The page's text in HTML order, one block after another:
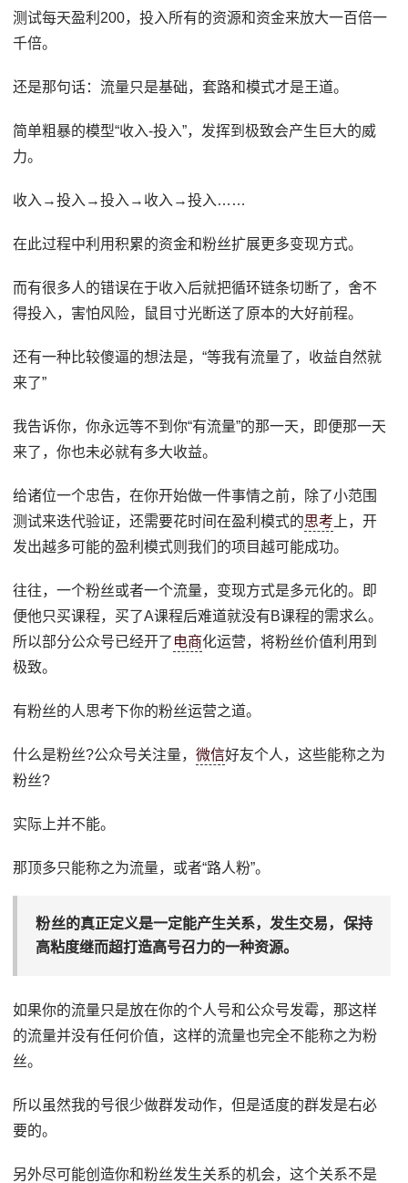
测试每天盈利200，投入所有的资源和资金来放大一百倍一
千倍。
还是那句话：流量只是基础，套路和模式才是王道。
简单粗暴的模型“收入-投入”，发挥到极致会产生巨大的威
力。
收入→投入→投入→收入→投入……
在此过程中利用积累的资金和粉丝扩展更多变现方式。
而有很多人的错误在于收入后就把循环链条切断了，舍不
得投入，害怕风险，鼠目寸光断送了原本的大好前程。
还有一种比较傻逼的想法是，“等我有流量了，收益自然就
来了”
我告诉你，你永远等不到你“有流量”的那一天，即便那一天
来了，你也未必就有多大收益。
给诸位一个忠告，在你开始做一件事情之前，除了小范围
测试来迭代验证，还需要花时间在盈利模式的思考 上，开
发出越多可能的盈利模式则我们的项目越可能成功。
往往，一个粉丝或者一个流量，变现方式是多元化的。即
便他只买课程，买了A课程后难道就没有B课程的需求么。
所以部分公众号已经开了 电商化运营，将粉丝价值利用到
极致。
有粉丝的人思考下你的粉丝运营之道。
什么是粉丝?公众号关注量，微信好友个人，这些能称之为
粉丝?
实际上并不能。
那顶多只能称之为流量，或者“路人粉”。
粉丝的真正定义是一定能产生关系，发生交易，保持
高粘度继而超打造高号召力的一种资源。
如果你的流量只是放在你的个人号和公众号发霉，那这样
的流量并没有任何价值，这样的流量也完全不能称之为粉
丝。
所以虽然我的号很少做群发动作，但是适度的群发是右必
要的。
另外尽可能创造你和粉丝发生关系的机会，这个关系不是